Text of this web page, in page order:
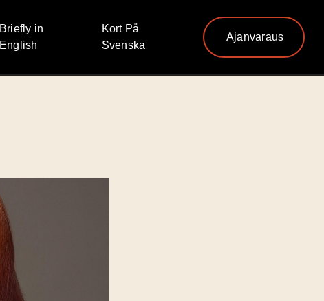
Briefly in
English
Kort På
Svenska
Ajanvaraus